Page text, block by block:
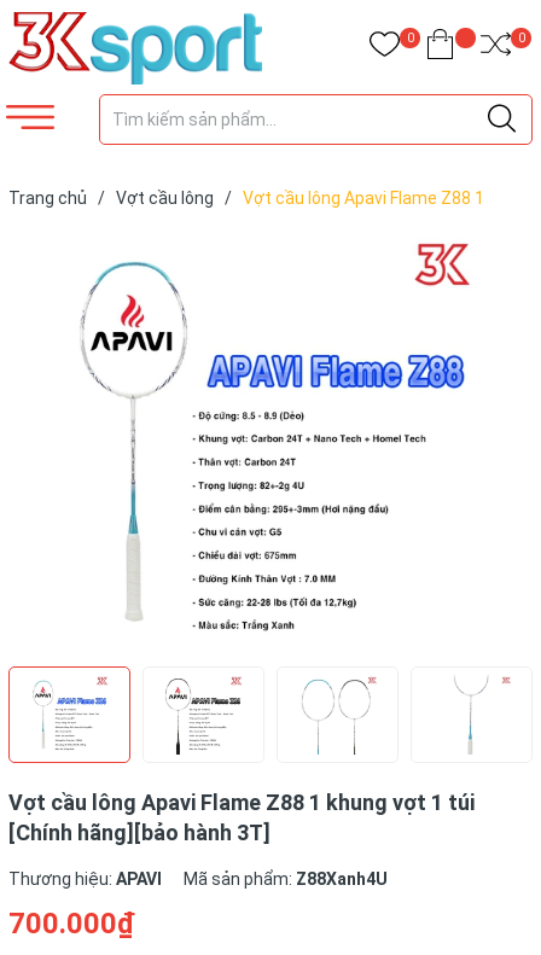
0 0
Trang chủ / Vợt cầu lông / Vợt cầu lông Apavi Flame Z88 1
Vợt cầu lông Apavi Flame Z88 1 khung vợt 1 túi
[Chính hãng][bảo hành 3T]
Thương hiệu: APAVI Mã sản phẩm: Z88Xanh4U
700.000₫